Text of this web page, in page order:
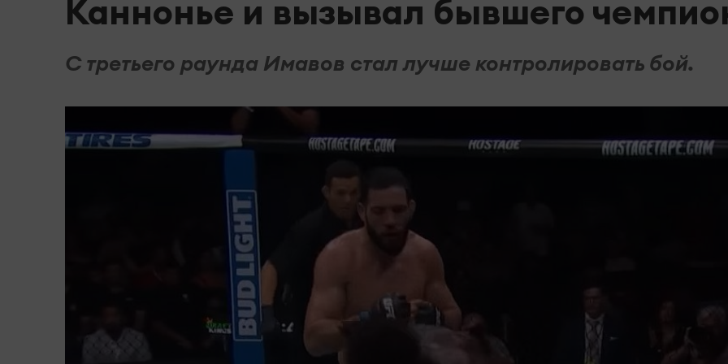
Каннонье и вызывал бывшего
С третьего раунда Имавов стал лучше контролировать бой.